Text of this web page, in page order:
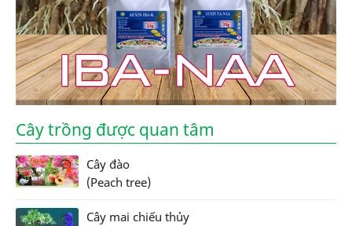
Cây trồng được quan tâm
Cây đào
(Peach tree)
Cây mai chiếu thủy